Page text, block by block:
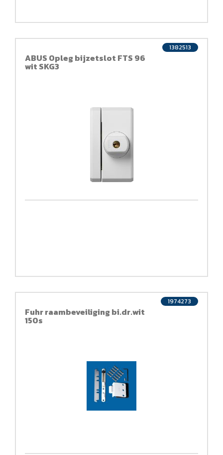
ABUS Opleg bijzetslot FTS 96
wit SKG3
1382513
Fuhr raambeveiliging bi.dr.wit
150s
1974273